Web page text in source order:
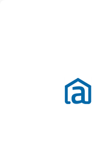
Case e appartamenti in
Affitto Roma